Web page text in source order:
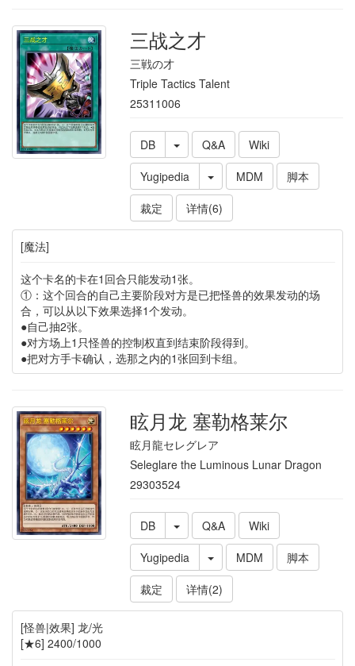
三战之才
三戦の才
Triple Tactics Talent
25311006
DB Q&A
Wiki
Yugipedia
MDM
脚本
裁定
详情(6)
[魔法]
这个卡名的卡在1回合只能发动1张。
①：这个回合的自己主要阶段对方是已把怪兽的效果发动的场
合，可以从以下效果选择1个发动。
●自己抽2张。
●对方场上1只怪兽的控制权直到结束阶段得到。
●把对方手卡确认，选那之内的1张回到卡组。
眩月龙 塞勒格莱尔
眩月龍セレグレア
Seleglare the Luminous Lunar Dragon
29303524
DB Q&A
Wiki
Yugipedia
MDM
脚本
裁定
详情(2)
[怪兽|效果] 龙/光
[★6] 2400/1000